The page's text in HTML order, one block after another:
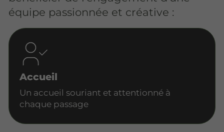
équipe passionnée et créative :
Accueil
Un accueil souriant et attentionné à
chaque passage